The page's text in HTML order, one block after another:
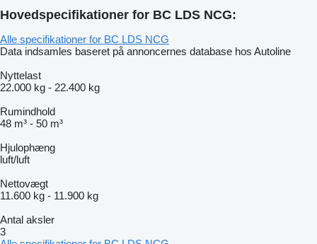
Hovedspecifikationer for BC LDS NCG:
Alle specifikationer for BC LDS NCG
Data indsamles baseret på annoncernes database hos Autoline
Nyttelast
22.000 kg - 22.400 kg
Rumindhold
48 m³ - 50 m³
Hjulophæng
luft/luft
Nettovægt
11.600 kg - 11.900 kg
Antal aksler
3